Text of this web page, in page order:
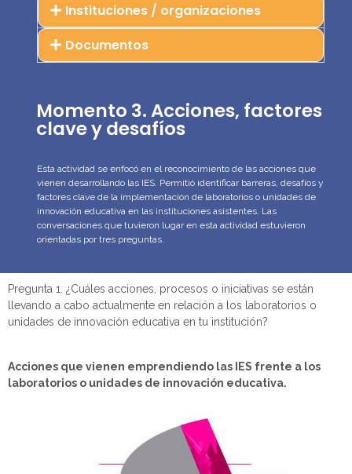
Instituciones / organizaciones
Documentos
Momento 3. Acciones, factores
clave y desafíos
Esta actividad se enfocó en el reconocimiento de las acciones que
vienen desarrollando las IES. Permitió identificar barreras, desafíos y
factores clave de la implementación de laboratorios o unidades de
innovación educativa en las instituciones asistentes. Las
conversaciones que tuvieron lugar en esta actividad estuvieron
orientadas por tres preguntas.
Pregunta 1. ¿Cuáles acciones, procesos o iniciativas se están
llevando a cabo actualmente en relación a los laboratorios o
unidades de innovación educativa en tu institución?
Acciones que vienen emprendiendo las IES frente a los
laboratorios o unidades de innovación educativa.